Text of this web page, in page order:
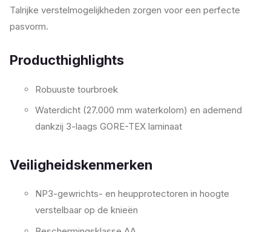
Talrijke verstelmogelijkheden zorgen voor een perfecte
pasvorm.
Producthighlights
Robuuste tourbroek
Waterdicht (27.000 mm waterkolom) en ademend
dankzij 3-laags GORE-TEX laminaat
Veiligheidskenmerken
NP3-gewrichts- en heupprotectoren in hoogte
verstelbaar op de knieën